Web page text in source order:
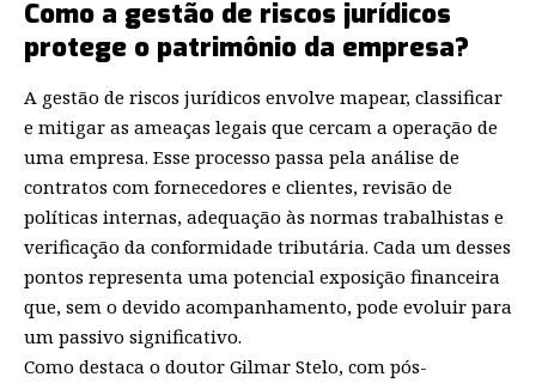
Como a gestão de riscos jurídicos
protege o patrimônio da empresa?
A gestão de riscos jurídicos envolve mapear, classificar
e mitigar as ameaças legais que cercam a operação de
uma empresa. Esse processo passa pela análise de
contratos com fornecedores e clientes, revisão de
políticas internas, adequação às normas trabalhistas e
verificação da conformidade tributária. Cada um desses
pontos representa uma potencial exposição financeira
que, sem o devido acompanhamento, pode evoluir para
um passivo significativo.
Como destaca o doutor Gilmar Stelo, com pós-